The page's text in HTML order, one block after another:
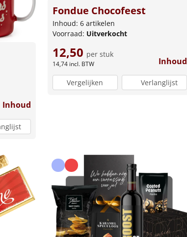
Inhoud
Fondue Chocofeest
Inhoud: 6 artikelen
Voorraad: Uitverkocht
12,50 per stuk
14,74 incl. BTW Inhoud
Vergelijken Verlanglijst